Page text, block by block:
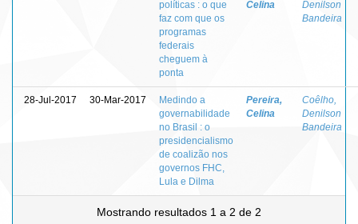
políticas : o que
faz com que os
programas
federais
cheguem à
ponta
Celina
Denilson
Bandeira
28-Jul-2017 30-Mar-2017
Medindo a
governabilidade
no Brasil : o
presidencialismo
de coalizão nos
governos FHC,
Lula e Dilma
Pereira,
Celina
Coêlho,
Denilson
Bandeira
Mostrando resultados 1 a 2 de 2